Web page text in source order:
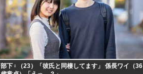
部下♀（23）「彼氏と同棲してます」 係長ワイ（36